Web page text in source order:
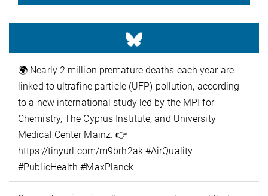
🌍 Nearly 2 million premature deaths each year are
linked to ultrafine particle (UFP) pollution, according
to a new international study led by the MPI for
Chemistry, The Cyprus Institute, and University
Medical Center Mainz. 👉
https://tinyurl.com/m9brh2ak #AirQuality
#PublicHealth #MaxPlanck